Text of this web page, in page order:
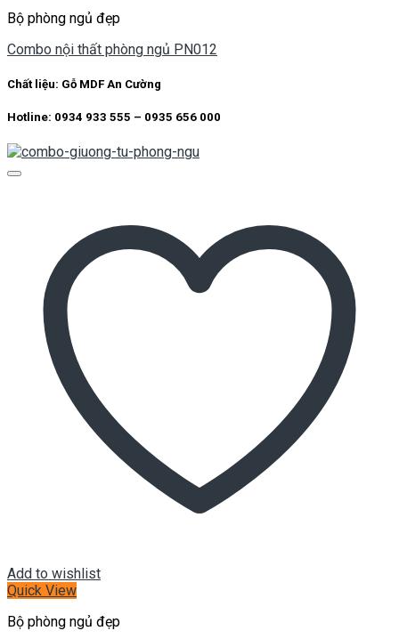
Bộ phòng ngủ đẹp
Combo nội thất phòng ngủ PN012
Chất liệu: Gỗ MDF An Cường
Hotline: 0934 933 555 – 0935 656 000
Add to wishlist
Quick View
Bộ phòng ngủ đẹp